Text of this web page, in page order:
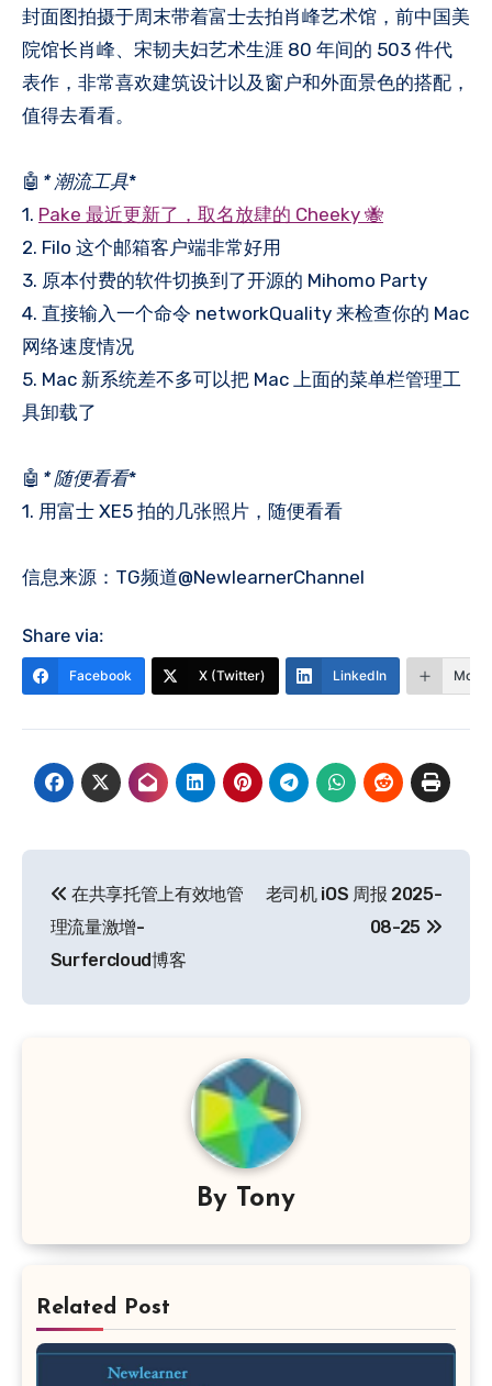
封面图拍摄于周末带着富士去拍肖峰艺术馆，前中国美
院馆长肖峰、宋韧夫妇艺术生涯 80 年间的 503 件代
表作，非常喜欢建筑设计以及窗户和外面景色的搭配，
值得去看看。
🤖 * 潮流工具*
1. Pake 最近更新了，取名放肆的 Cheeky 🐝
2. Filo 这个邮箱客户端非常好用
3. 原本付费的软件切换到了开源的 Mihomo Party
4. 直接输入一个命令 networkQuality 来检查你的 Mac
网络速度情况
5. Mac 新系统差不多可以把 Mac 上面的菜单栏管理工
具卸载了
🤖 * 随便看看*
1. 用富士 XE5 拍的几张照片，随便看看
信息来源：TG频道@NewlearnerChannel
Share via:
Facebook X (Twitter) LinkedIn More
章
导
航
在共享托管上有效地管
理流量激增-
Surfercloud博客
老司机 iOS 周报 2025-
08-25
By Tony
Related Post